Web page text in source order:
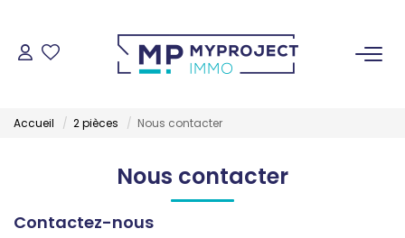
VENDRE
Accueil 2 pièces Nous contacter
Nous contacter
Contactez-nous